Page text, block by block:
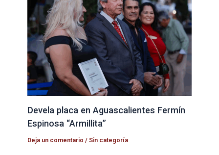
Devela placa en Aguascalientes Fermín
Espinosa “Armillita”
Deja un comentario /Sin categoría